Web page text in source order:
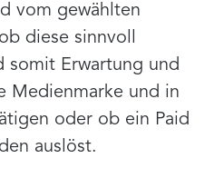
vom gewählten
diese sinnvoll
somit Erwartung und
Medienmarke und in
oder ob ein Paid
auslöst.